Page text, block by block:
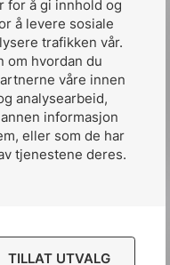
for å gi innhold og
å levere sosiale
trafikken vår.
om hvordan du
våre innen
analysearbeid,
informasjon
eller som de har
tjenestene deres.
TILLAT UTVALG
skal
av
skal baseres på
til nevnte
for eksempel
ønsker
blant annet